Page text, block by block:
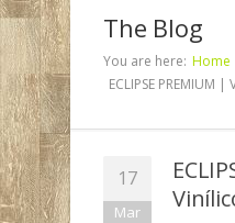
The Blog
You are here: Home
ECLIPSE PREMIUM
17
Mar